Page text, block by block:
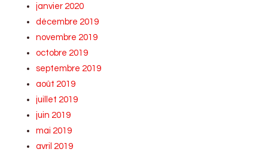
janvier 2020
décembre 2019
novembre 2019
octobre 2019
septembre 2019
août 2019
juillet 2019
juin 2019
mai 2019
avril 2019